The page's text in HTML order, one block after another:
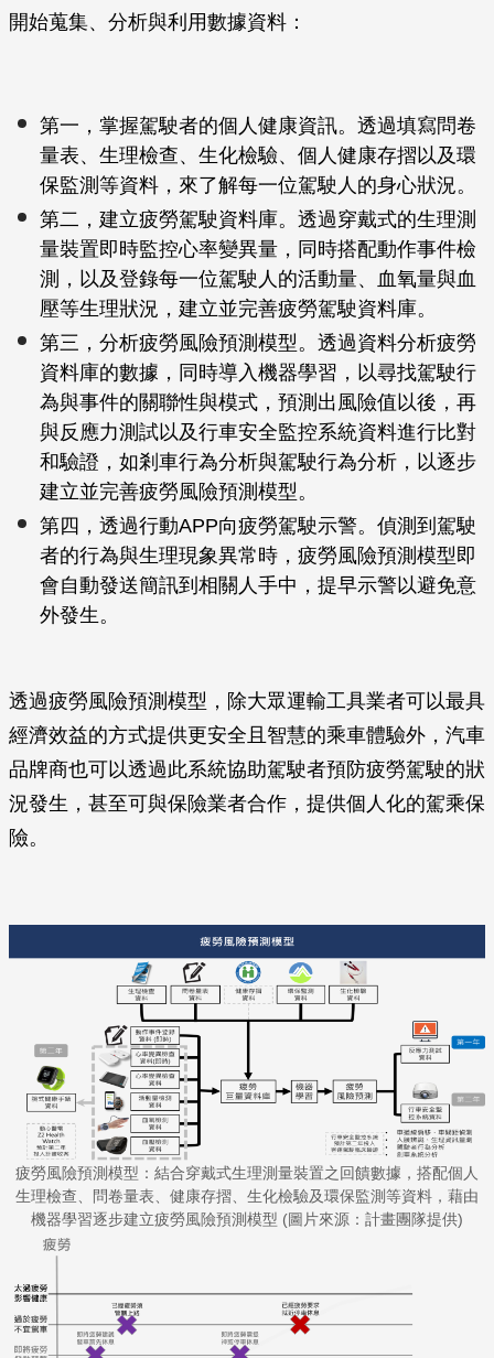
開始蒐集、分析與利用數據資料：
第一，掌握駕駛者的個人健康資訊。透過填寫問卷
量表、生理檢查、生化檢驗、個人健康存摺以及環
保監測等資料，來了解每一位駕駛人的身心狀況。
第二，建立疲勞駕駛資料庫。透過穿戴式的生理測
量裝置即時監控心率變異量，同時搭配動作事件檢
測，以及登錄每一位駕駛人的活動量、血氧量與血
壓等生理狀況，建立並完善疲勞駕駛資料庫。
第三，分析疲勞風險預測模型。透過資料分析疲勞
資料庫的數據，同時導入機器學習，以尋找駕駛行
為與事件的關聯性與模式，預測出風險值以後，再
與反應力測試以及行車安全監控系統資料進行比對
和驗證，如剎車行為分析與駕駛行為分析，以逐步
建立並完善疲勞風險預測模型。
第四，透過行動APP向疲勞駕駛示警。偵測到駕駛
者的行為與生理現象異常時，疲勞風險預測模型即
會自動發送簡訊到相關人手中，提早示警以避免意
外發生。
透過疲勞風險預測模型，除大眾運輸工具業者可以最具
經濟效益的方式提供更安全且智慧的乘車體驗外，汽車
品牌商也可以透過此系統協助駕駛者預防疲勞駕駛的狀
況發生，甚至可與保險業者合作，提供個人化的駕乘保
險。
疲勞風險預測模型：結合穿戴式生理測量裝置之回饋數據，搭配個人
生理檢查、問卷量表、健康存摺、生化檢驗及環保監測等資料，藉由
機器學習逐步建立疲勞風險預測模型 (圖片來源：計畫團隊提供)